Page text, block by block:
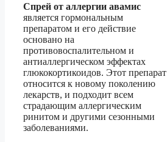
Cпрей от аллергии авамис
является гормональным
препаратом и его действие
основано на
противовоспалительном и
антиаллергическом эффектах
глюкокортикоидов. Этот препарат
относится к новому поколению
лекарств, и подходит всем
страдающим аллергическим
ринитом и другими сезонными
заболеваниями.